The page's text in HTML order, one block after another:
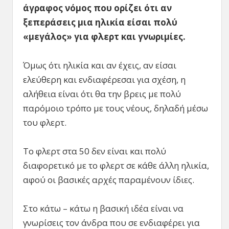
άγραφος νόμος που ορίζει ότι αν
ξεπεράσεις μια ηλικία είσαι πολύ
«μεγάλος» για φλερτ και γνωριμίες.
Όμως ότι ηλικία και αν έχεις, αν είσαι
ελεύθερη και ενδιαφέρεσαι για σχέση, η
αλήθεια είναι ότι θα την βρεις με πολύ
παρόμοιο τρόπο με τους νέους, δηλαδή μέσω
του φλερτ.
Το φλερτ στα 50 δεν είναι και πολύ
διαφορετικό με το φλερτ σε κάθε άλλη ηλικία,
αφού οι βασικές αρχές παραμένουν ίδιες.
Στο κάτω – κάτω η βασική ιδέα είναι να
γνωρίσεις τον άνδρα που σε ενδιαφέρει για